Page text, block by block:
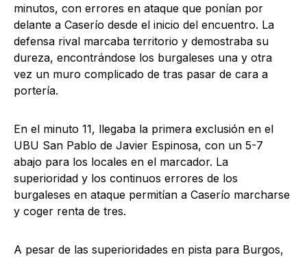
minutos, con errores en ataque que ponían por
delante a Caserío desde el inicio del encuentro. La
defensa rival marcaba territorio y demostraba su
dureza, encontrándose los burgaleses una y otra
vez un muro complicado de tras pasar de cara a
portería.
En el minuto 11, llegaba la primera exclusión en el
UBU San Pablo de Javier Espinosa, con un 5-7
abajo para los locales en el marcador. La
superioridad y los continuos errores de los
burgaleses en ataque permitían a Caserío marcharse
y coger renta de tres.
A pesar de las superioridades en pista para Burgos,